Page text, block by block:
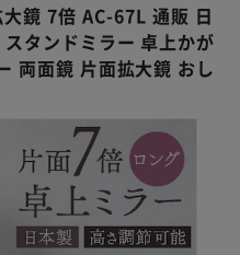
鏡 7倍 AC-67L 通販 日
タンドミラー 卓上かが
両面鏡 片面拡大鏡 おし
購入手続きへ